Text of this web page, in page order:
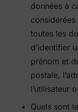
données à
toutes les
d’identifier
prénom et
postale,
l’utilisateur
Quels sont